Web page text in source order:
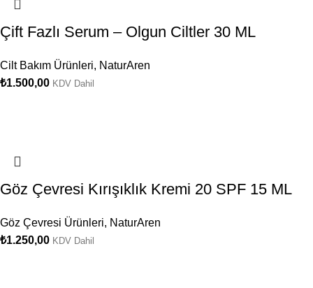
Çift Fazlı Serum – Olgun Ciltler 30 ML
Cilt Bakım Ürünleri, NaturAren
₺1.500,00 KDV Dahil
Göz Çevresi Kırışıklık Kremi 20 SPF 15 ML
Göz Çevresi Ürünleri, NaturAren
₺1.250,00 KDV Dahil